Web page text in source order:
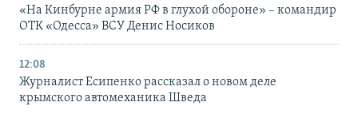
«На Кинбурне армия РФ в глухой обороне» – командир
ОТК «Одесса» ВСУ Денис Носиков
12:08
Журналист Есипенко рассказал о новом деле
крымского автомеханика Шведа